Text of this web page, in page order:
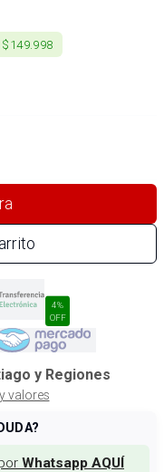
4%
OFF
y Regiones
valores
Whatsapp AQUÍ